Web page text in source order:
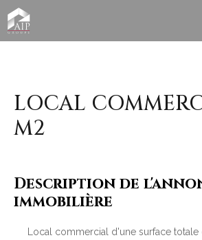
LOCAL
M2
Description de
immobilière
Local commercial d'une surface totale